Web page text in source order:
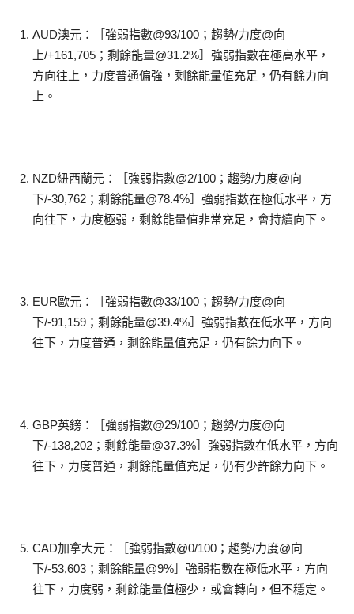
AUD澳元：［強弱指數@93/100；趨勢/力度@向
上/+161,705；剩餘能量@31.2%］強弱指數在極高水平，
方向往上，力度普通偏強，剩餘能量值充足，仍有餘力向
上。
NZD紐西蘭元：［強弱指數@2/100；趨勢/力度@向
下/-30,762；剩餘能量@78.4%］強弱指數在極低水平，方
向往下，力度極弱，剩餘能量值非常充足，會持續向下。
EUR歐元：［強弱指數@33/100；趨勢/力度@向
下/-91,159；剩餘能量@39.4%］強弱指數在低水平，方向
往下，力度普通，剩餘能量值充足，仍有餘力向下。
GBP英鎊：［強弱指數@29/100；趨勢/力度@向
下/-138,202；剩餘能量@37.3%］強弱指數在低水平，方向
往下，力度普通，剩餘能量值充足，仍有少許餘力向下。
CAD加拿大元：［強弱指數@0/100；趨勢/力度@向
下/-53,603；剩餘能量@9%］強弱指數在極低水平，方向
往下，力度弱，剩餘能量值極少，或會轉向，但不穩定。